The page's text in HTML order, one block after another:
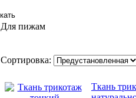
Для пижам
Сортировка:
Ткань